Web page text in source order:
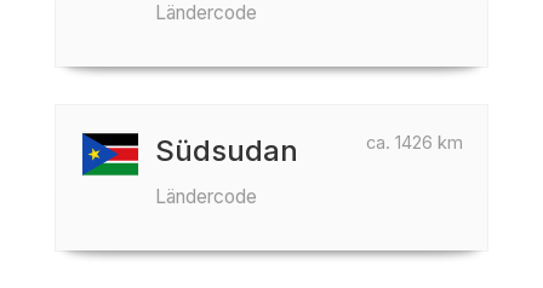
Ländercode
ca. 1426 km
Südsudan
Ländercode